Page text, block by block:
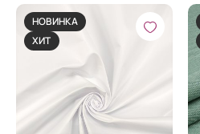
НОВИНКА
ХИТ